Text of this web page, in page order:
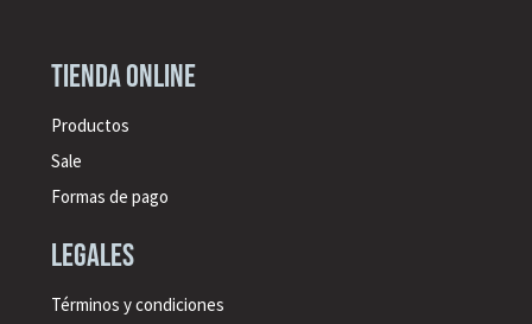
Tienda online
Productos
Sale
Formas de pago
legales
Términos y condiciones